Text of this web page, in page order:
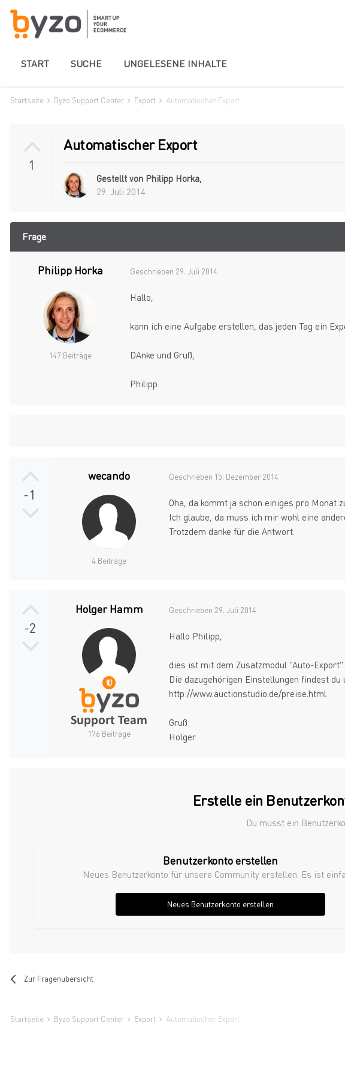
START SUCHE UNGELESENE INHALTE
Startseite Byzo Support Center Export Automatischer Export
1
Automatischer Export
Gestellt von Philipp Horka,
29. Juli 2014
Frage
Philipp Horka
147 Beiträge
Geschrieben 29. Juli 2014
Hallo,
kann ich eine Aufgabe erstellen, das jeden Tag ein
DAnke und Gruß,
Philipp
-1
wecando
4 Beiträge
Geschrieben 15. Dezember 2014
Oha, da kommt ja schon einiges pro Monat
Ich glaube, da muss ich mir wohl eine
Trotzdem danke für die Antwort.
-2
Holger Hamm
176 Beiträge
Geschrieben 29. Juli 2014
Hallo Philipp,
dies ist mit dem Zusatzmodul "Auto-Export"
Die dazugehörigen Einstellungen findest
http://www.auctionstudio.de/preise.html
Gruß
Holger
Erstelle ein
Du musst ein
Benutzerkonto erstellen
Neues Benutzerkonto für unsere Community erstellen. Es ist
Neues Benutzerkonto erstellen
Zur Fragenübersicht
Startseite Byzo Support Center Export Automatischer Export